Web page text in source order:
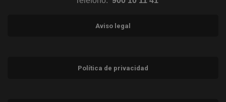
Aviso legal
Política de privacidad